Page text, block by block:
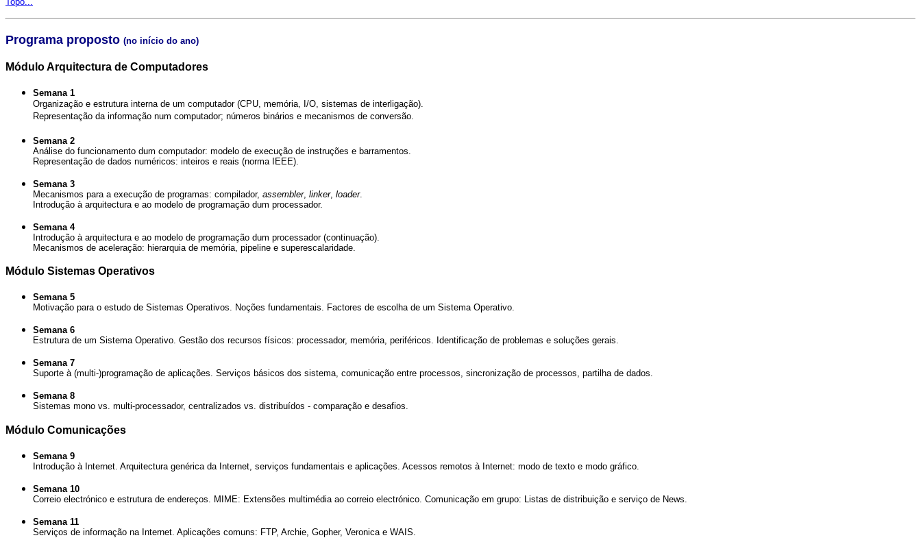
Programa proposto (no início do ano)
Módulo Arquitectura de Computadores
Semana 1
Organização e estrutura interna de um computador (CPU, memória, I/O, sistemas de interligação).
Representação da informação num computador; números binários e mecanismos de conversão.
Semana 2
Análise do funcionamento dum computador: modelo de execução de instruções e barramentos.
Representação de dados numéricos: inteiros e reais (norma IEEE).
Semana 3
Mecanismos para a execução de programas: compilador, assembler, linker, loader.
Introdução à arquitectura e ao modelo de programação dum processador.
Semana 4
Introdução à arquitectura e ao modelo de programação dum processador (continuação).
Mecanismos de aceleração: hierarquia de memória, pipeline e superescalaridade.
Módulo Sistemas Operativos
Semana 5
Motivação para o estudo de Sistemas Operativos. Noções fundamentais. Factores de escolha de um Sistema Operativo.
Semana 6
Estrutura de um Sistema Operativo. Gestão dos recursos físicos: processador, memória, periféricos. Identificação de problemas e soluções gerais.
Semana 7
Suporte à (multi-)programação de aplicações. Serviços básicos dos sistema, comunicação entre processos, sincronização de processos, partilha de dados.
Semana 8
Sistemas mono vs. multi-processador, centralizados vs. distribuídos - comparação e desafios.
Módulo Comunicações
Semana 9
Introdução à Internet. Arquitectura genérica da Internet, serviços fundamentais e aplicações. Acessos remotos à Internet: modo de texto e modo gráfico.
Semana 10
Correio electrónico e estrutura de endereços. MIME: Extensões multimédia ao correio electrónico. Comunicação em grupo: Listas de distribuição e serviço de News.
Semana 11
Serviços de informação na Internet. Aplicações comuns: FTP, Archie, Gopher, Veronica e WAIS.